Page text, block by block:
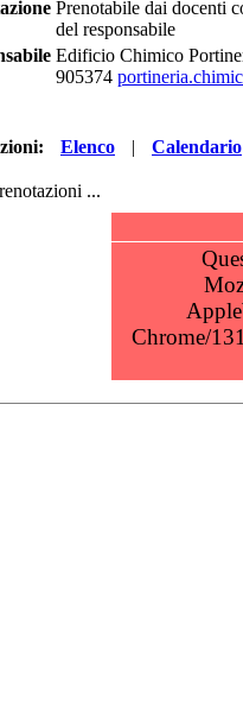
Prenotabile dai docenti
del responsabile
Edificio Chimico
905374
Elenco | Calendario
...